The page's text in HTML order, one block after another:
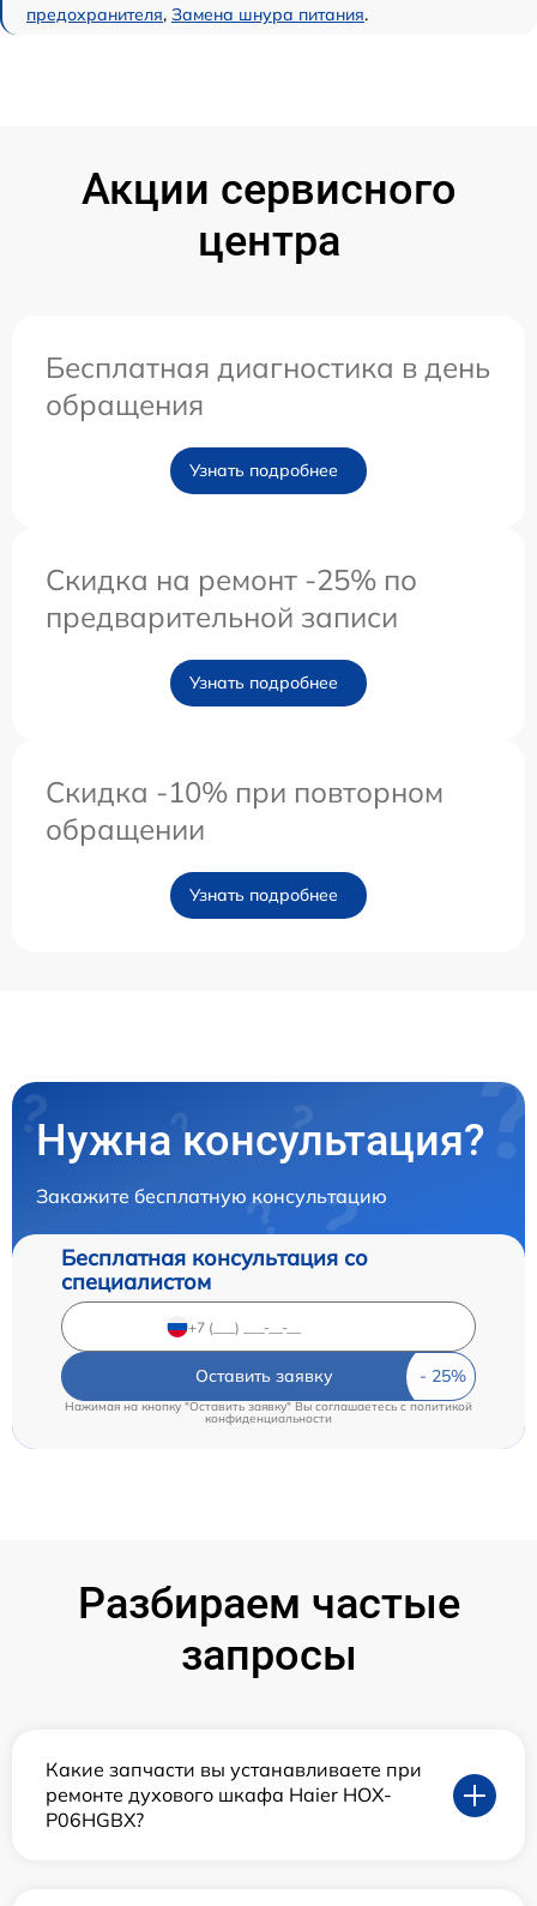
предохранителя, Замена шнура питания.
Акции сервисного
центра
Бесплатная диагностика в день
обращения
Узнать подробнее
Скидка на ремонт -25% по
предварительной записи
Узнать подробнее
Скидка -10% при повторном
обращении
Узнать подробнее
Нужна консультация?
Закажите бесплатную консультацию
Бесплатная консультация со
специалистом
Оставить заявку
Нажимая на кнопку "Оставить заявку" Вы соглашаетесь c политикой
конфиденциальности
Разбираем частые
запросы
Какие запчасти вы устанавливаете при
ремонте духового шкафа Haier HOX-
P06HGBX?